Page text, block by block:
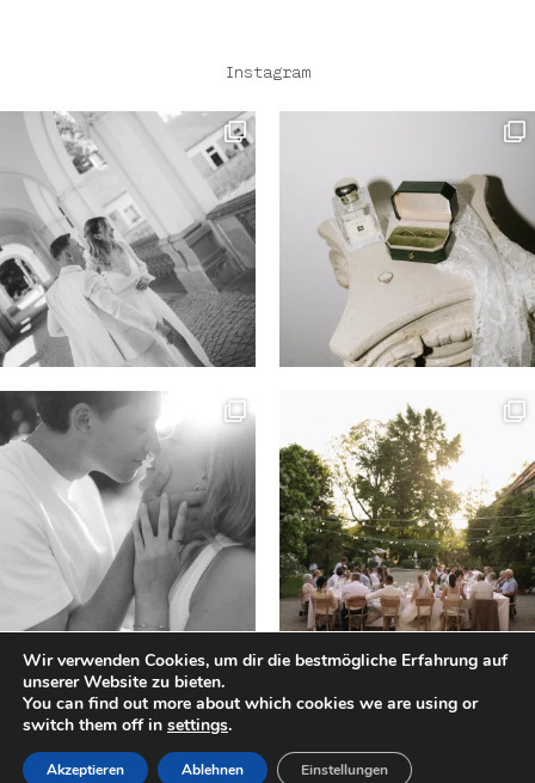
Instagram
Impressum AGB DSGVO
Wir verwenden Cookies, um dir die bestmögliche Erfahrung auf
unserer Website zu bieten.
You can find out more about which cookies we are using or
switch them off in settings.
Akzeptieren Ablehnen Einstellungen